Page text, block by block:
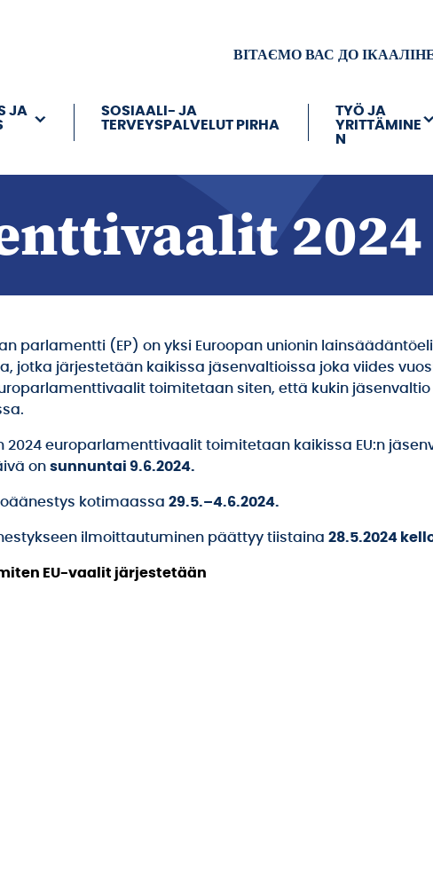
ВІТАЄМО ВАС ДО
JA
SOSIAALI- JA
TERVEYSPALVELUT PIRHA
TYÖ JA
YRITTÄMINE
N
2024
parlamentti (EP) on yksi Euroopan unionin
jotka järjestetään kaikissa jäsenvaltioissa joka viides
toimitetaan siten, että kukin
2024 europarlamenttivaalit toimitetaan kaikissa EU:n
on sunnuntai 9.6.2024.
kotimaassa 29.5.–4.6.2024.
ilmoittautuminen päättyy tiistaina 28.5.2024
EU-vaalit järjestetään